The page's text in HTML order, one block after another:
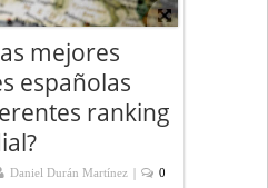
mejores
españolas
ranking
Daniel Durán Martínez | 0